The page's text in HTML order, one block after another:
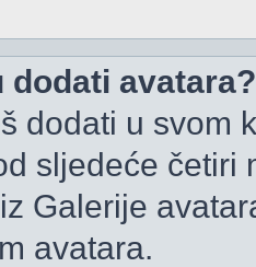
dodati avatara?
dodati u svom
sljedeće četiri
Galerije
avatara.